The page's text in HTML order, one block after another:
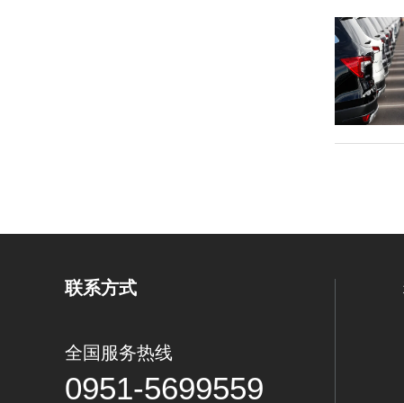
联系方式
全国服务热线
0951-5699559